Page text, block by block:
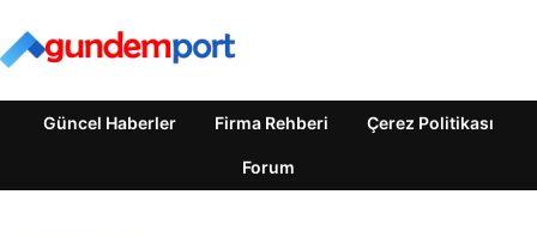
Güncel Haberler Firma Rehberi Çerez Politikası
Forum